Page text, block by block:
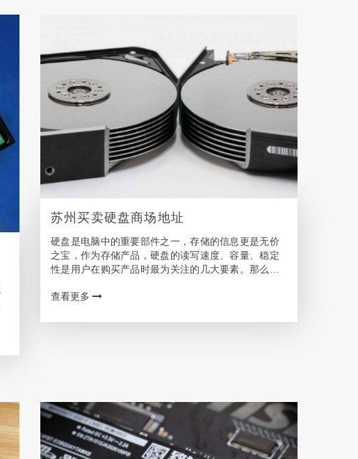
苏州买卖硬盘商场地址
硬盘是电脑中的重要部件之一，存储的信息更是无价
之宝，作为存储产品，硬盘的读写速度、容量、稳定
性是用户在购买产品时最为关注的几大要素。那么苏
靠谱的硬盘购买渠道 “硬盘”一般是指“电脑硬盘”，是
查看更多